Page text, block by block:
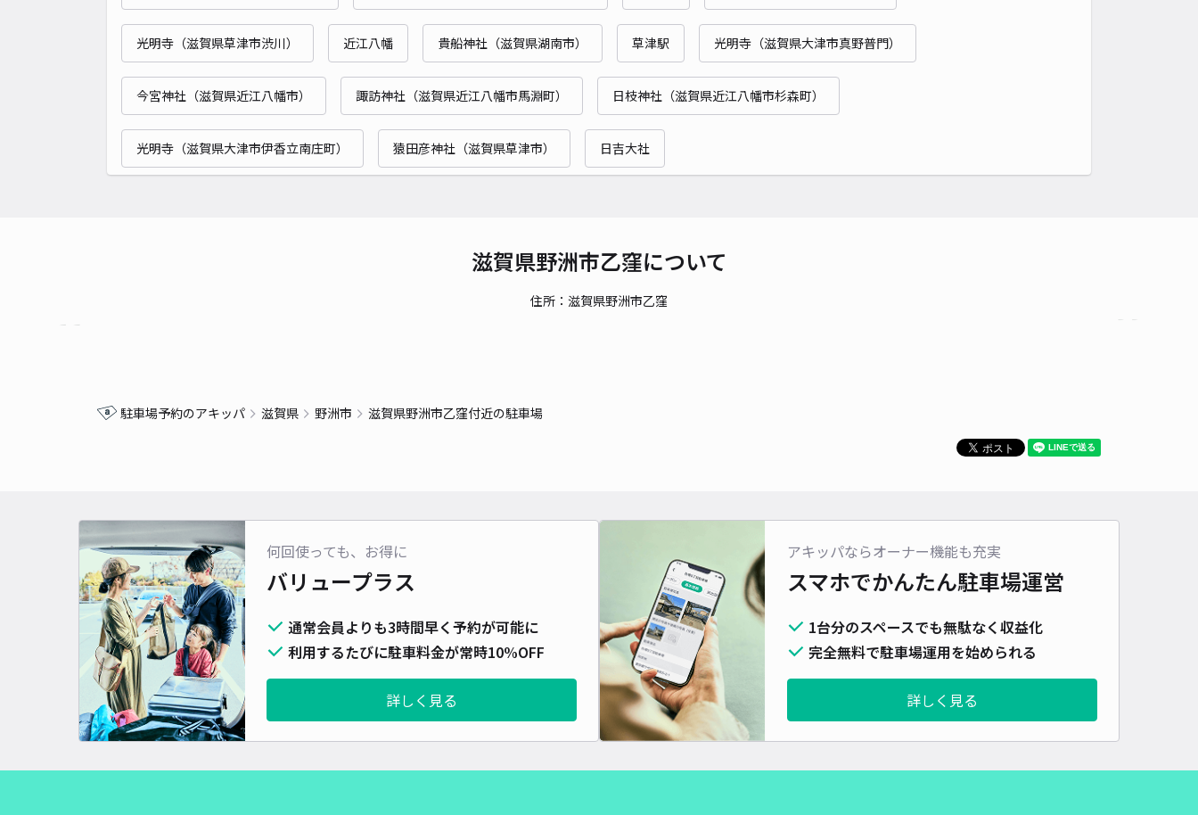
光明寺（滋賀県草津市渋川） 近江八幡 貴船神社（滋賀県湖南市） 草津駅 光明寺（滋賀県大津市真野普門）
今宮神社（滋賀県近江八幡市） 諏訪神社（滋賀県近江八幡市馬淵町） 日枝神社（滋賀県近江八幡市杉森町）
光明寺（滋賀県大津市伊香立南庄町） 猿田彦神社（滋賀県草津市） 日吉大社
滋賀県野洲市乙窪について
住所：滋賀県野洲市乙窪
駐車場予約のアキッパ 滋賀県 野洲市 滋賀県野洲市乙窪付近の駐車場
何回使っても、お得に
バリュープラス
通常会員よりも3時間早く予約が可能に
利用するたびに駐車料金が常時10%OFF
詳しく見る
アキッパならオーナー機能も充実
スマホでかんたん駐車場運営
1台分のスペースでも無駄なく収益化
完全無料で駐車場運用を始められる
詳しく見る